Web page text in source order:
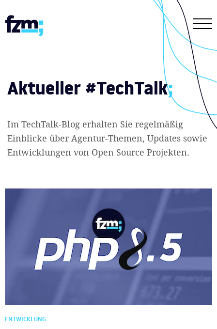
Aktueller #TechTalk;
Im TechTalk-Blog erhalten Sie regelmäßig
Einblicke über Agentur-Themen, Updates sowie
Entwicklungen von Open Source Projekten.
ENTWICKLUNG